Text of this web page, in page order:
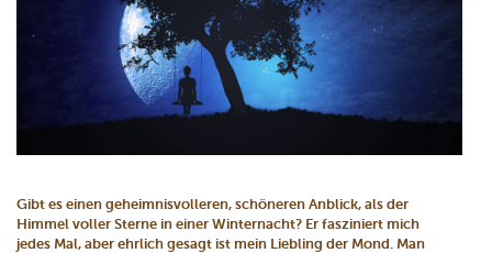
Gibt es einen geheimnisvolleren, schöneren Anblick, als der
Himmel voller Sterne in einer Winternacht? Er fasziniert mich
jedes Mal, aber ehrlich gesagt ist mein Liebling der Mond. Man